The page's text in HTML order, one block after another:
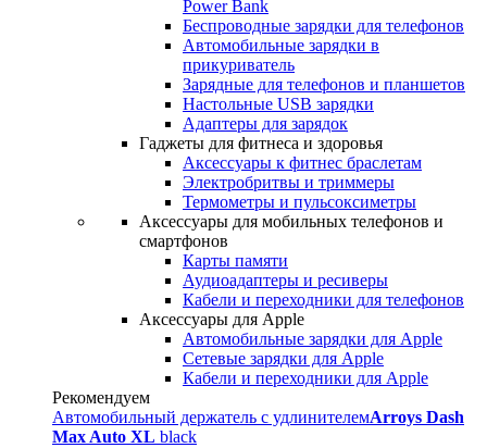
Power Bank
Беспроводные зарядки для телефонов
Автомобильные зарядки в
прикуриватель
Зарядные для телефонов и планшетов
Настольные USB зарядки
Адаптеры для зарядок
Гаджеты для фитнеса и здоровья
Аксессуары к фитнес браслетам
Электробритвы и триммеры
Термометры и пульсоксиметры
Аксессуары для мобильных телефонов и
смартфонов
Карты памяти
Аудиоадаптеры и ресиверы
Кабели и переходники для телефонов
Аксессуары для Apple
Автомобильные зарядки для Apple
Сетевые зарядки для Apple
Кабели и переходники для Apple
Рекомендуем
Автомобильный держатель с удлинителемArroys Dash
Max Auto XL black